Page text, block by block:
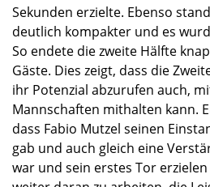
Sekunden erzielte. Ebenso
deutlich kompakter und es
So endete die zweite Hälfte
Gäste. Dies zeigt, dass die
ihr Potenzial abzurufen auch,
Mannschaften mithalten kann.
dass Fabio Mutzel seinen
gab und auch gleich eine
war und sein erstes Tor